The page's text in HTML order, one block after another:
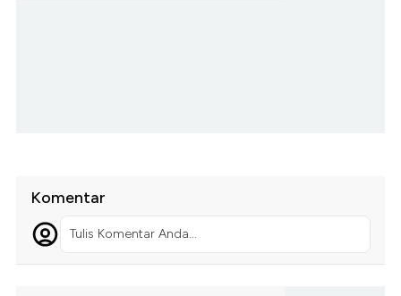
Komentar
Tulis Komentar Anda...